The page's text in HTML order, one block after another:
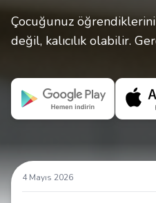
Çocuğunuz
değil, kalıcılık olabilir.
4 Mayıs 2026